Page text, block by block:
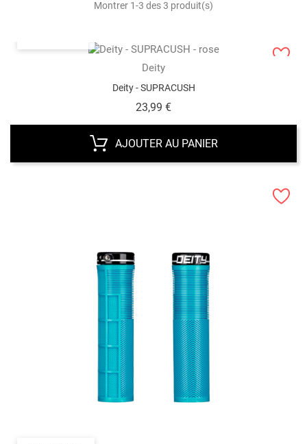
Montrer 1-3 des 3 produit(s)
Deity
Deity - SUPRACUSH
23,99 €Prix
AJOUTER AU PANIER